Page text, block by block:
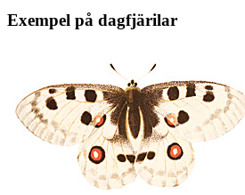
Exempel på dagfjärilar